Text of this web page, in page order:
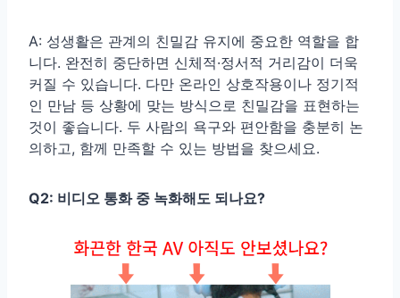
A: 성생활은 관계의 친밀감 유지에 중요한 역할을 합
니다. 완전히 중단하면 신체적·정서적 거리감이 더욱
커질 수 있습니다. 다만 온라인 상호작용이나 정기적
인 만남 등 상황에 맞는 방식으로 친밀감을 표현하는
것이 좋습니다. 두 사람의 욕구와 편안함을 충분히 논
의하고, 함께 만족할 수 있는 방법을 찾으세요.
Q2: 비디오 통화 중 녹화해도 되나요?